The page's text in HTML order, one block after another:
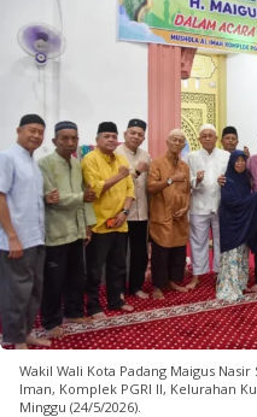
Wakil Wali Kota Padang Maigus
Iman, Komplek PGRI II, Kelurahan
Minggu (24/5/2026).